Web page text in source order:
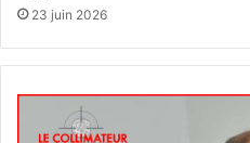
23 juin 2026